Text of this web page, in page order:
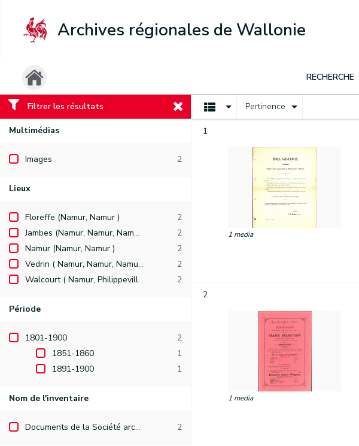
Archives régionales de Wallonie
RECHERCHE
Filtrer les résultats
Multimédias
Images 2
Lieux
Floreffe (Namur, Namur )
2
Jambes (Namur, Namur, Namur )
2
Namur (Namur, Namur )
2
Vedrin ( Namur, Namur, Namur )
2
Walcourt ( Namur, Philippeville )
2
Période
1801-1900
2
1851-1860
1
1891-1900
1
Nom de l'inventaire
Documents de la Société archéologique de Namur 2
Pertinence
1
1 media
2
1 media